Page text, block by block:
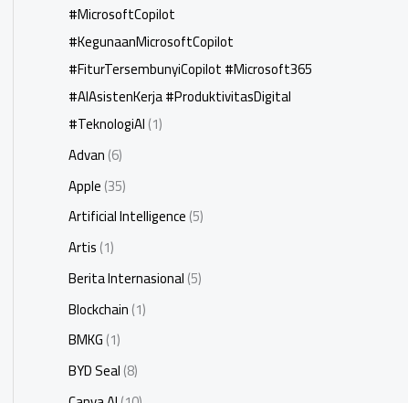
#MicrosoftCopilot
#KegunaanMicrosoftCopilot
#FiturTersembunyiCopilot #Microsoft365
#AIAsistenKerja #ProduktivitasDigital
#TeknologiAI(1)
Advan(6)
Apple(35)
Artificial Intelligence(5)
Artis(1)
Berita Internasional(5)
Blockchain(1)
BMKG(1)
BYD Seal(8)